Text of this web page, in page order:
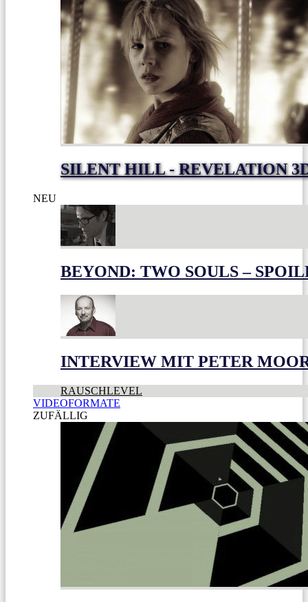
SILENT HILL - REVELATION
NEU
BEYOND: TWO SOULS –
INTERVIEW MIT PETER
RAUSCHLEVEL
VIDEOFORMATE
ZUFÄLLIG